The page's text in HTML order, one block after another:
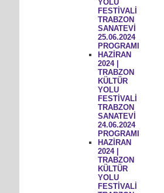
YOLU
FESTİVALİ
TRABZON
SANATEVİ
25.06.2024
PROGRAMI
HAZİRAN
2024 |
TRABZON
KÜLTÜR
YOLU
FESTİVALİ
TRABZON
SANATEVİ
24.06.2024
PROGRAMI
HAZİRAN
2024 |
TRABZON
KÜLTÜR
YOLU
FESTİVALİ